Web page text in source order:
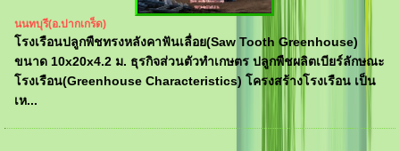
นนทบุรี(อ.ปากเกร็ด)
โรงเรือนปลูกพืชทรงหลังคาฟันเลื่อย(Saw Tooth Greenhouse)
ขนาด 10x20x4.2 ม. ธุรกิจส่วนตัวทำเกษตร ปลูกพืชผลิตเบียร์ลักษณะ
โรงเรือน(Greenhouse Characteristics) โครงสร้างโรงเรือน เป็น
เห...